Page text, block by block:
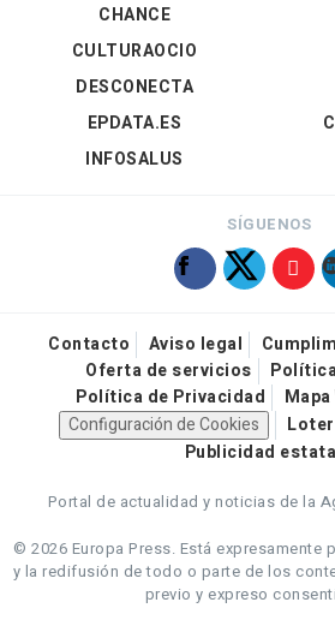
CHANCE
CULTURAOCIO
DESCONECTA
EPDATA.ES
INFOSALUS
SÍGUENOS
Contacto Aviso legal
Oferta de servicios
Política de Privacidad
Mapa
Configuración de Cookies
Publicidad
Portal de actualidad y noticias de la
© 2026 Europa Press. Está expresamente
y la redifusión de todo o parte de los
previo y expreso